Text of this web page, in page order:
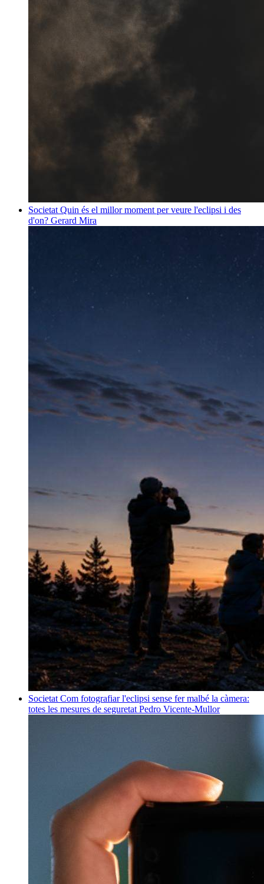
Societat Quin és el millor moment per veure l'eclipsi i des
d'on? Gerard Mira
Societat Com fotografiar l'eclipsi sense fer malbé la càmera:
totes les mesures de seguretat Pedro Vicente-Mullor